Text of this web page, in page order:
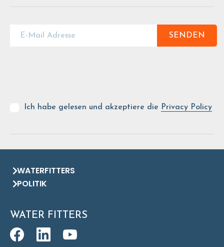
SENDEN
Ich habe gelesen und akzeptiere die Privacy Policy
WATERFITTERS
POLITIK
WATER FITTERS